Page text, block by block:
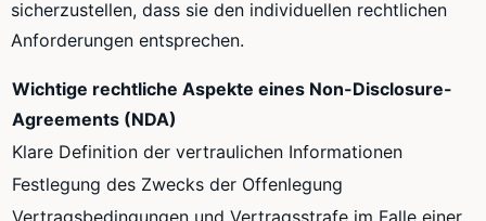
sicherzustellen, dass sie den individuellen rechtlichen
Anforderungen entsprechen.
Wichtige rechtliche Aspekte eines Non-Disclosure-
Agreements (NDA)
Klare Definition der vertraulichen Informationen
Festlegung des Zwecks der Offenlegung